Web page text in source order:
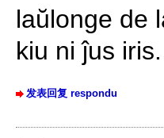
laŭlonge de
kiu ni ĵus iris.
发表回复 respondu